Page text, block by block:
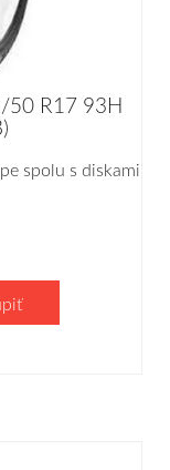
50 R17 93H
spolu s diskami